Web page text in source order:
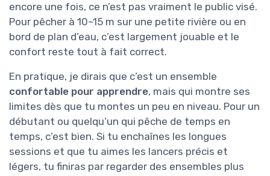
encore une fois, ce n’est pas vraiment le public visé.
Pour pêcher à 10–15 m sur une petite rivière ou en
bord de plan d’eau, c’est largement jouable et le
confort reste tout à fait correct.
En pratique, je dirais que c’est un ensemble
confortable pour apprendre, mais qui montre ses
limites dès que tu montes un peu en niveau. Pour un
débutant ou quelqu’un qui pêche de temps en
temps, c’est bien. Si tu enchaînes les longues
sessions et que tu aimes les lancers précis et
légers, tu finiras par regarder des ensembles plus